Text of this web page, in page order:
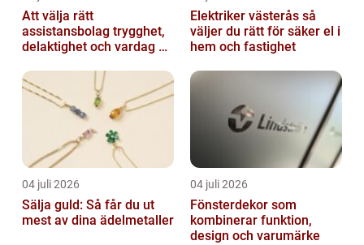
Att välja rätt
assistansbolag trygghet,
delaktighet och vardag på
Elektriker västerås så
väljer du rätt för säker el i
hem och fastighet
04 juli 2026
Sälja guld: Så får du ut
mest av dina ädelmetaller
04 juli 2026
Fönsterdekor som
kombinerar funktion,
design och varumärke